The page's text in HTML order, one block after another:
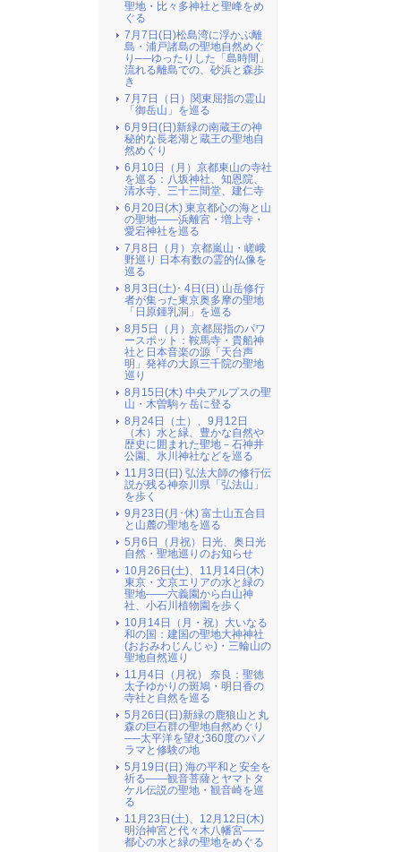
聖地・比々多神社と聖峰をめ
ぐる
7月7日(日)松島湾に浮かぶ離
島・浦戸諸島の聖地自然めぐ
り──ゆったりした「島時間」
流れる離島での、砂浜と森歩
き
7月7日（日）関東屈指の霊山
「御岳山」を巡る
6月9日(日)新緑の南蔵王の神
秘的な長老湖と蔵王の聖地自
然めぐり
6月10日（月）京都東山の寺社
を巡る：八坂神社、知恩院、
清水寺、三十三間堂、建仁寺
6月20日(木) 東京都心の海と山
の聖地――浜離宮・増上寺・
愛宕神社を巡る
7月8日（月）京都嵐山・嵯峨
野巡り 日本有数の霊的仏像を
巡る
8月3日(土)･ 4日(日) 山岳修行
者が集った東京奥多摩の聖地
「日原鍾乳洞」を巡る
8月5日（月）京都屈指のパワ
ースポット：鞍馬寺・貴船神
社と日本音楽の源「天台声
明」発祥の大原三千院の聖地
巡り
8月15日(木) 中央アルプスの聖
山・木曽駒ヶ岳に登る
8月24日（土）、9月12日
（木）水と緑、豊かな自然や
歴史に囲まれた聖地－石神井
公園、氷川神社などを巡る
11月3日(日) 弘法大師の修行伝
説が残る神奈川県「弘法山」
を歩く
9月23日(月･休) 富士山五合目
と山麓の聖地を巡る
5月6日（月祝）日光、奥日光
自然・聖地巡りのお知らせ
10月26日(土)、11月14日(木)
東京・文京エリアの水と緑の
聖地――六義園から白山神
社、小石川植物園を歩く
10月14日（月・祝）大いなる
和の国：建国の聖地大神神社
(おおみわじんじゃ)・三輪山の
聖地自然巡り
11月4日（月祝） 奈良：聖徳
太子ゆかりの斑鳩・明日香の
寺社と自然を巡る
5月26日(日)新緑の鹿狼山と丸
森の巨石群の聖地自然めぐり
──太平洋を望む360度のパノ
ラマと修験の地
5月19日(日) 海の平和と安全を
祈る――観音菩薩とヤマトタ
ケル伝説の聖地・観音崎を巡
る
11月23日(土)、12月12日(木)
明治神宮と代々木八幡宮――
都心の水と緑の聖地をめぐる